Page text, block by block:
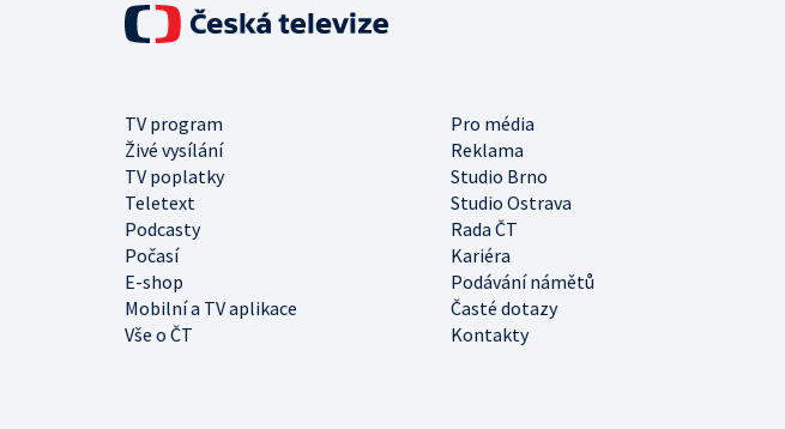
TV program
Pro média
Živé vysílání
Reklama
TV poplatky
Studio Brno
Teletext
Studio Ostrava
Podcasty
Rada ČT
Počasí
Kariéra
E-shop
Podávání námětů
Mobilní a TV aplikace
Časté dotazy
Vše o ČT
Kontakty